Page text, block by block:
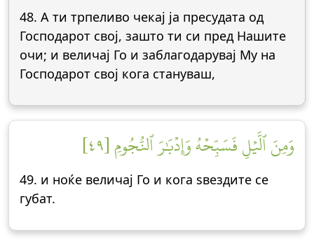
48. А ти трпеливо чекај ја пресудата од
Господарот свој, зашто ти си пред Нашите
очи; и величај Го и заблагодарувај Му на
Господарот свој кога стануваш,
وَمِنَ ٱلَّيۡلِ فَسَبِّحۡهُ وَإِدۡبَٰرَ ٱلنُّجُومِ [٤٩]
49. и ноќе величај Го и кога ѕвездите се
губат.